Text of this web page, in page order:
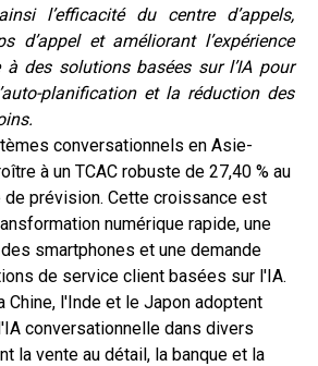
l’efficacité du centre d’appels,
d’appel et améliorant l’expérience
des solutions basées sur l’IA pour
planification et la réduction des
conversationnels en Asie-
à un TCAC robuste de 27,40 % au
prévision. Cette croissance est
numérique rapide, une
smartphones et une demande
de service client basées sur l'IA.
Chine, l'Inde et le Japon adoptent
conversationnelle dans divers
la vente au détail, la banque et la